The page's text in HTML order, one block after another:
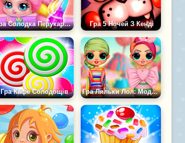
Гра Солодка Перукарня Кенділокс Гра 5 Ночей З Кенді
Гра Кафе Солодощів Гра Ляльки Лол: Модний Цукерковий Лук